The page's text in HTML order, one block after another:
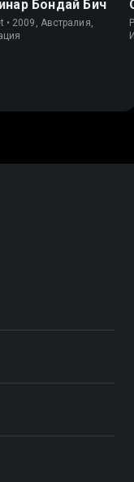
Бондай Бич
• 2009, Австралия,